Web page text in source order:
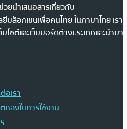
ยนำเสนอสารเกี่ยวกับ
บล็อกเชนเพื่อคนไทย ในภาษาไทย เรา
ซต์และเว็บบอร์ดต่างประเทศและนำมา
อเรา
กลงในการใช้งาน